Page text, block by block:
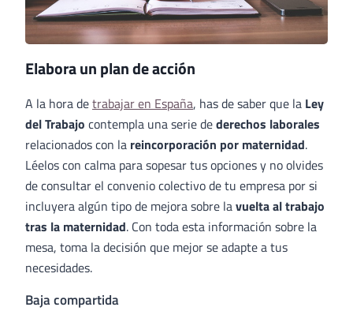
Elabora un plan de acción
A la hora detrabajar en España, has de saber que la Ley
del Trabajo contempla una serie dederechos laborales
relacionados con la reincorporación por maternidad.
Léelos con calma para sopesar tus opciones y no olvides
de consultar el convenio colectivo de tu empresa por si
incluyera algún tipo de mejora sobre lavuelta al trabajo
tras la maternidad. Con toda esta información sobre la
mesa, toma la decisión que mejor se adapte a tus
necesidades.
Baja compartida